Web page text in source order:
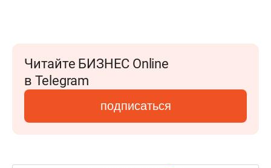
Читайте БИЗНЕС Online
в Telegram
подписаться